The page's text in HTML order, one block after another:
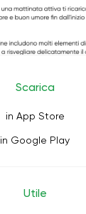
Scarica
in App Store
in Google Play
Utile